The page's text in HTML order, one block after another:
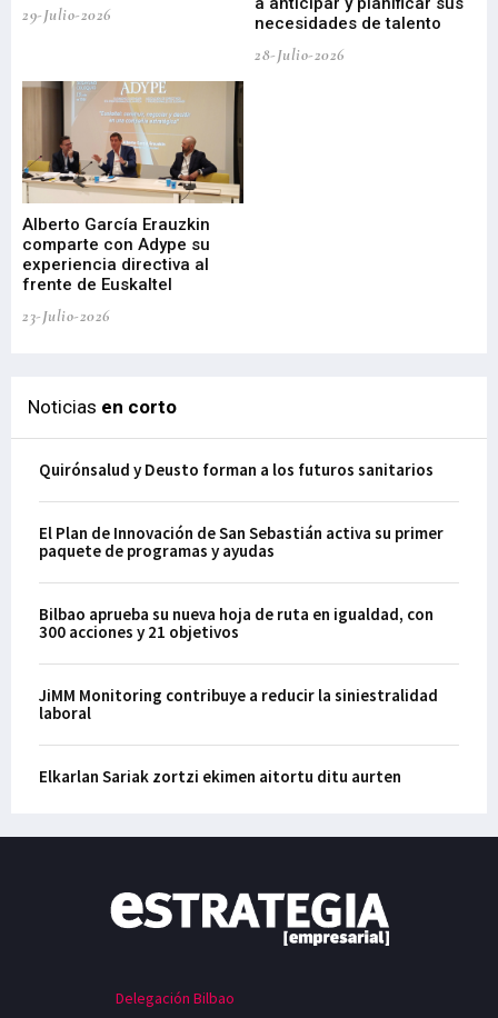
29-Julio-2026
necesidades de talento
28-Julio-2026
Alberto García Erauzkin
comparte con Adype su
experiencia directiva al
frente de Euskaltel
23-Julio-2026
Noticias en corto
Quirónsalud y Deusto forman a los futuros sanitarios
El Plan de Innovación de San Sebastián activa su primer
paquete de programas y ayudas
Bilbao aprueba su nueva hoja de ruta en igualdad, con
300 acciones y 21 objetivos
JiMM Monitoring contribuye a reducir la siniestralidad
laboral
Elkarlan Sariak zortzi ekimen aitortu ditu aurten
Delegación Bilbao